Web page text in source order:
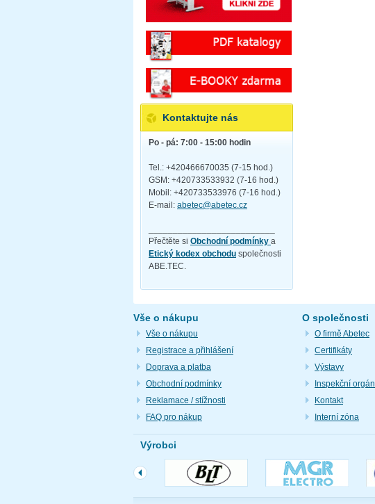
Kontaktujte nás
Po - pá: 7:00 - 15:00 hodin
Tel.: +420466670035 (7-15 hod.)
GSM: +420733533932 (7-16 hod.)
Mobil: +420733533976 (7-16 hod.)
E-mail: abetec@abetec.cz
Přečtěte si Obchodní podmínky a
Etický kodex obchodu společnosti
ABE.TEC.
Vše o nákupu
Vše o nákupu
Registrace a přihlášení
Doprava a platba
Obchodní podmínky
Reklamace / stížnosti
FAQ pro nákup
O společnosti
O firmě Abetec
Certifikáty
Výstavy
Inspekční orgán
Kontakt
Interní zóna
Výrobci